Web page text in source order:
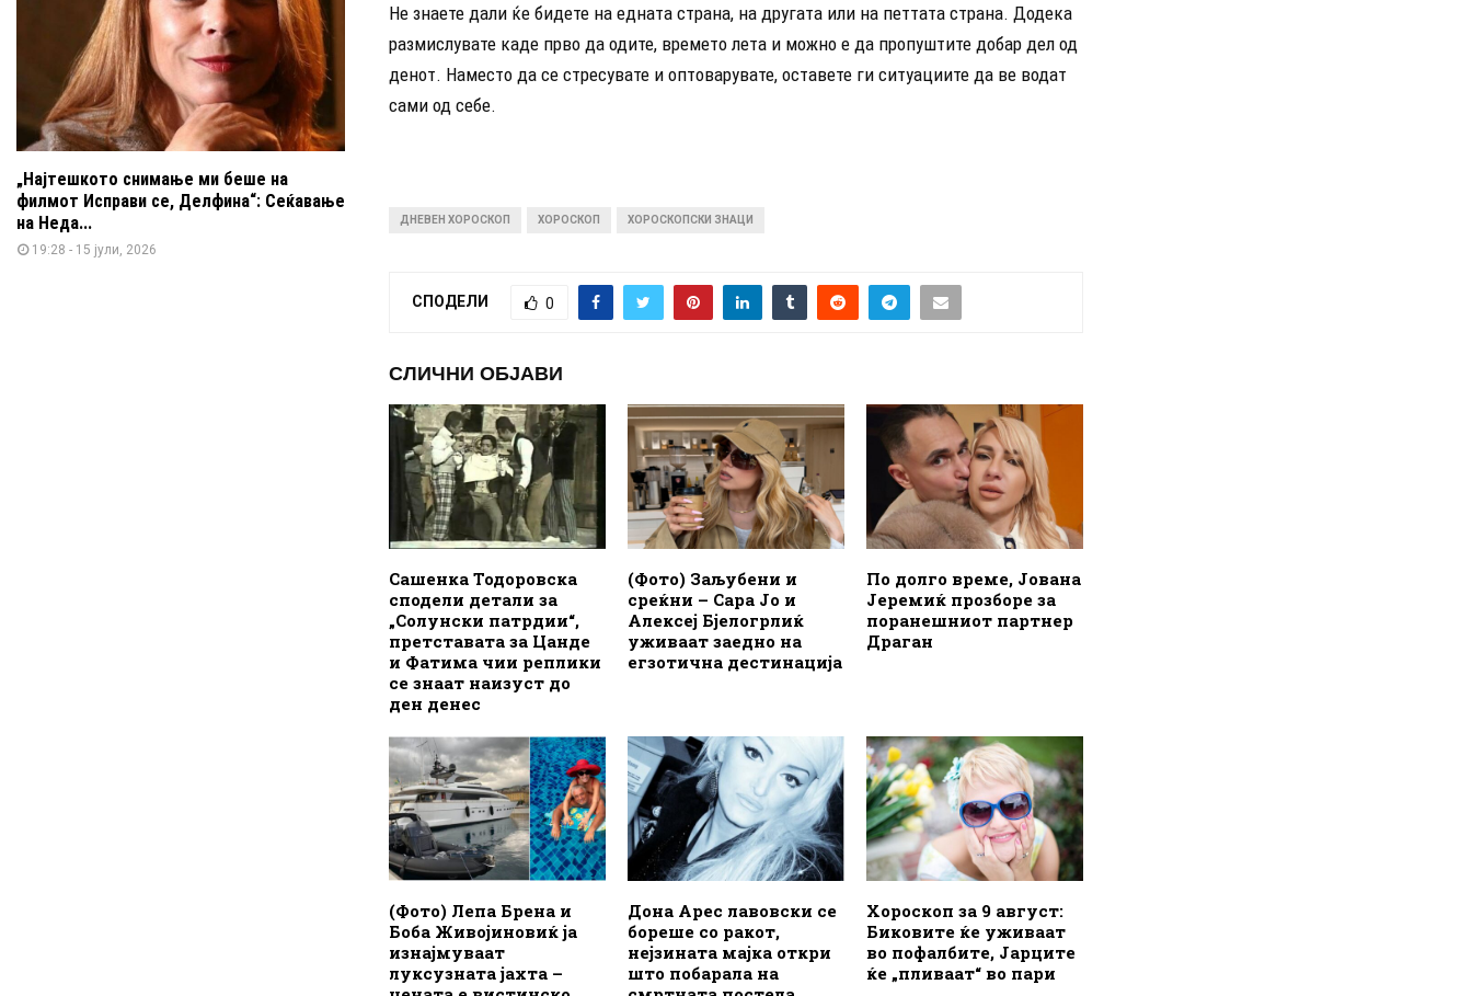
Не знаете дали ќе бидете на едната страна, на другата или на петтата страна. Додека
размислувате каде прво да одите, времето лета и можно е да пропуштите добар дел од
денот. Наместо да се стресувате и оптоварувате, оставете ги ситуациите да ве водат
сами од себе.
ДНЕВЕН ХОРОСКОП ХОРОСКОП ХОРОСКОПСКИ ЗНАЦИ
СПОДЕЛИ 0
СЛИЧНИ ОБЈАВИ
Сашенка Тодоровска
сподели детали за
„Солунски патрдии“,
претставата за Цанде
и Фатима чии реплики
се знаат наизуст до
ден денес
(Фото) Заљубени и
среќни – Сара Јо и
Алексеј Бјелогрлиќ
уживаат заедно на
егзотична дестинација
По долго време, Јована
Јеремиќ прозборе за
поранешниот партнер
Драган
(Фото) Лепа Брена и
Боба Живојиновиќ ја
изнајмуваат
луксузната јахта –
Дона Арес лавовски се
бореше со ракот,
нејзината мајка откри
што побарала на
Хороскоп за 9 август:
Биковите ќе уживаат
во пофалбите, Јарците
ќе „пливаат“ во пари
„Најтешкото снимање ми беше на
филмот Исправи се, Делфина“: Сеќавање
на Неда...
19:28 - 15 јули, 2026